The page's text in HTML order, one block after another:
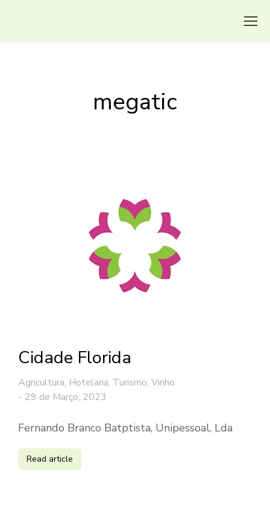
megatic
Cidade Florida
Agricultura, Hotelaria, Turismo, Vinho
29 de Março, 2023
Fernando Branco Batptista, Unipessoal, Lda
Read article